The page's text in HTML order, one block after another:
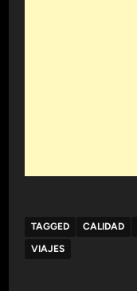
TAGGED CALIDAD
VIAJES